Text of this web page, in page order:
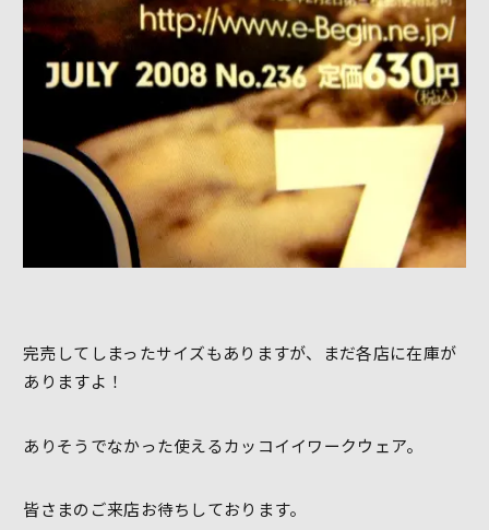
完売してしまったサイズもありますが、まだ各店に在庫が
ありますよ！
ありそうでなかった使えるカッコイイワークウェア。
皆さまのご来店お待ちしております。